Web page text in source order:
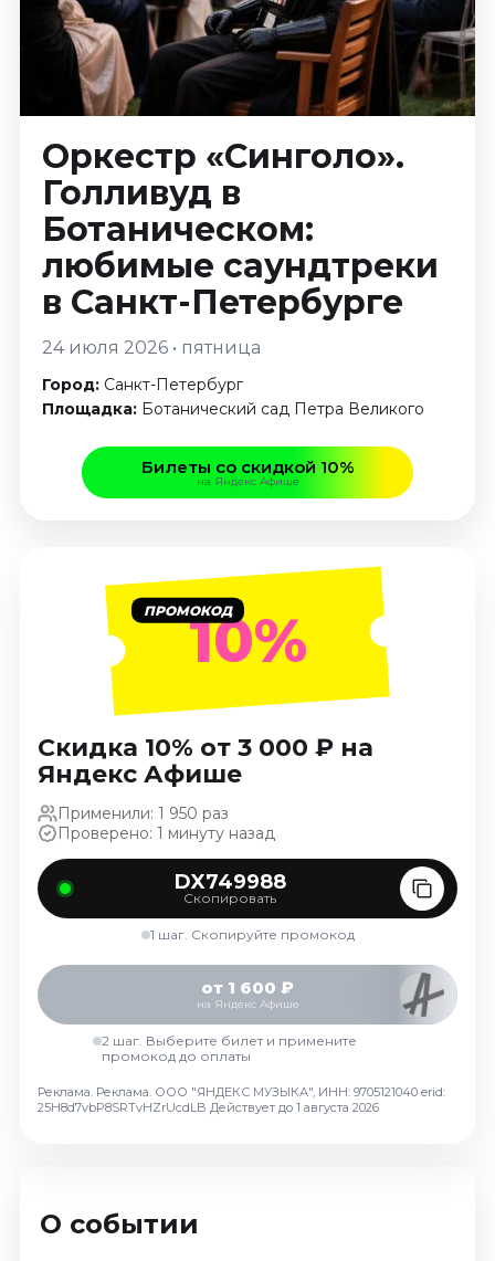
Январь 2027
Стендап
Август 2026
Сентябрь 2026
Октябрь 2026
Ноябрь 2026
Декабрь 2026
Выставки
Август 2026
Декабрь 2026
Январь 2027
Экскурсии
Август 2026
Сентябрь 2026
Октябрь 2026
Август 2026
Сентябрь 2026
Декабрь 2026
Август 2026
Сентябрь 2026
Октябрь 2026
Ноябрь 2026
Декабрь 2026
Январь 2027
Площадки
Оркестр «Синголо».
Голливуд в
Ботаническом:
любимые саундтреки
в Санкт-Петербурге
24 июля 2026 • пятница
Город: Санкт-Петербург
Площадка: Ботанический сад Петра Великого
Билеты со скидкой 10%
на Яндекс Афише
ПРОМОКОД10%
Скидка 10% от 3 000 ₽ на
Яндекс Афише
Применили: 1 950 раз
Проверено: 1 минуту назад
DX749988
Скопировать
1 шаг. Скопируйте промокод
от 1 600 ₽
на Яндекс Афише
2 шаг. Выберите билет и примените
промокод до оплаты
Реклама. Реклама. ООО "ЯНДЕКС МУЗЫКА", ИНН: 9705121040 erid:
25H8d7vbP8SRTvHZrUcdLB Действует до 1 августа 2026
О событии